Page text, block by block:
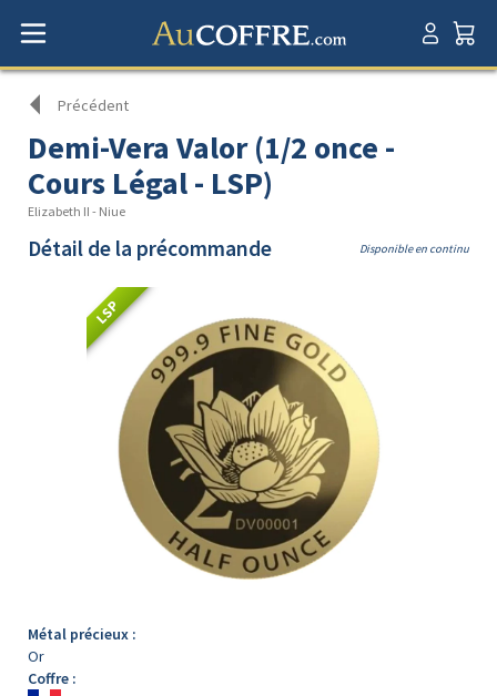
Précédent
Demi-Vera Valor (1/2 once -
Cours Légal - LSP)
Elizabeth II - Niue
Détail de la précommande Disponible en continu
LSP
Métal précieux :
Or
Coffre :